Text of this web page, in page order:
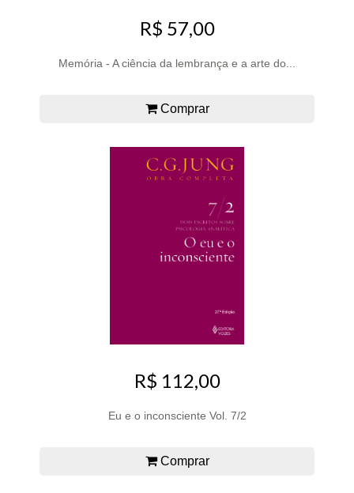
R$ 57,00
Memória - A ciência da lembrança e a arte do...
Comprar
R$ 112,00
Eu e o inconsciente Vol. 7/2
Comprar